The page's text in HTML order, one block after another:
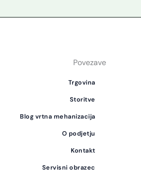
Povezave
Trgovina
Storitve
Blog vrtna mehanizacija
O podjetju
Kontakt
Servisni obrazec